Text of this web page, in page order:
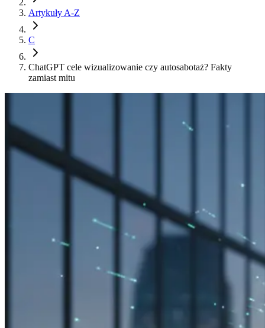
Artykuły A-Z
C
ChatGPT cele wizualizowanie czy autosabotaż? Fakty
zamiast mitu